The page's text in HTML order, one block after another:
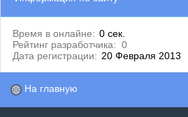
Время в онлайне: 0 сек.
Рейтинг разработчика: 0
Дата регистрации: 20 Февраля 2013
На главную